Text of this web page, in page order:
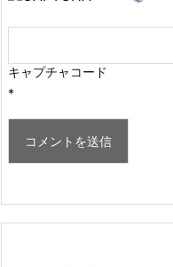
キャプチャコード
*